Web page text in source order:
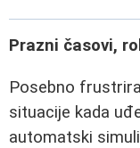
Prazni časovi,
Posebno
situacije kada
automatski